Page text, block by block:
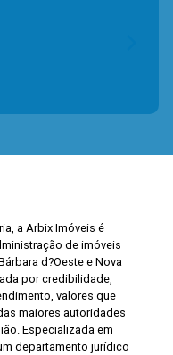
a Arbix Imóveis é
de imóveis
d?Oeste e Nova
por credibilidade,
valores que
maiores autoridades
Especializada em
departamento jurídico